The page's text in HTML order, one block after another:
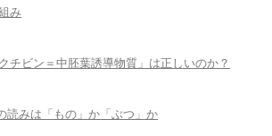
み
チビン＝中胚葉誘導物質」は正しいのか？
みは「もの」か「ぶつ」か